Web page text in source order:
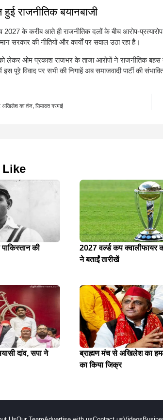
राजनीतिक बयानबाजी
2027 के करीब आते ही राजनीतिक दलों के बीच आरोप-
सरकार की नीतियों और कार्यों पर सवाल उठा रहा है।
ओम प्रकाश राजभर के ताजा आरोपों ने राजनीतिक बहस को
इस पूरे विवाद पर सभी की निगाहें अब समाजवादी पार्टी की
का तंज, सियासत गरमाई
की
2027 वर्ल्ड कप क्वालीफायर
ने बताईं तारीखें
दांव, सपा ने
ब्राह्मण मंच से अखिलेश का
का किया जिक्र